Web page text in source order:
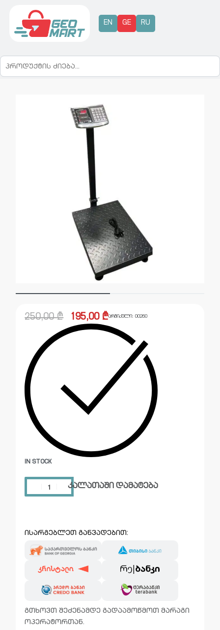
EN GE RU
250,00₾ 195,00 ₾არტიკული: 00260
IN STOCK
კალათაში დამატება
ისარგებლეთ განვადებით:
გთხოვთ შეძენამდე გადაამოწმოთ მარაგი
ოპერატორთან.